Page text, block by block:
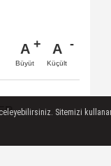
A
Büyüt
A
Küçült
TL? Güncel
Sitemizi